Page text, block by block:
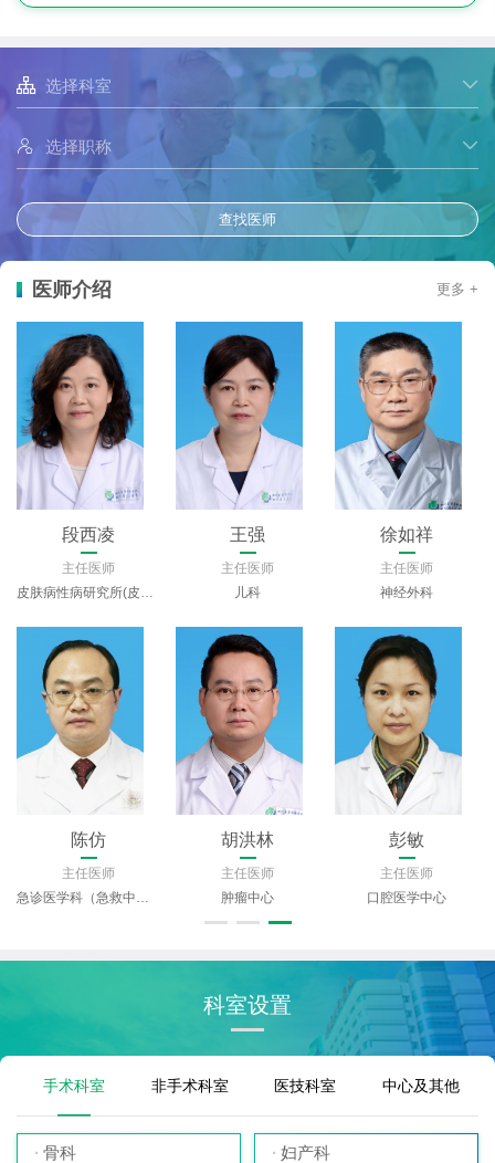


查找医师
医师介绍 更多 +
邓春美
主任医师
肿瘤中心
唐义平
主任医师
省老年医学中心
王桂芳
主任医师
妇产科
杨吟
主任医师
眼科
余茜
主任医师
李敏
主任医师
儿科
科室设置
手术科室 非手术科室 医技科室 中心及其他
骨科 妇产科